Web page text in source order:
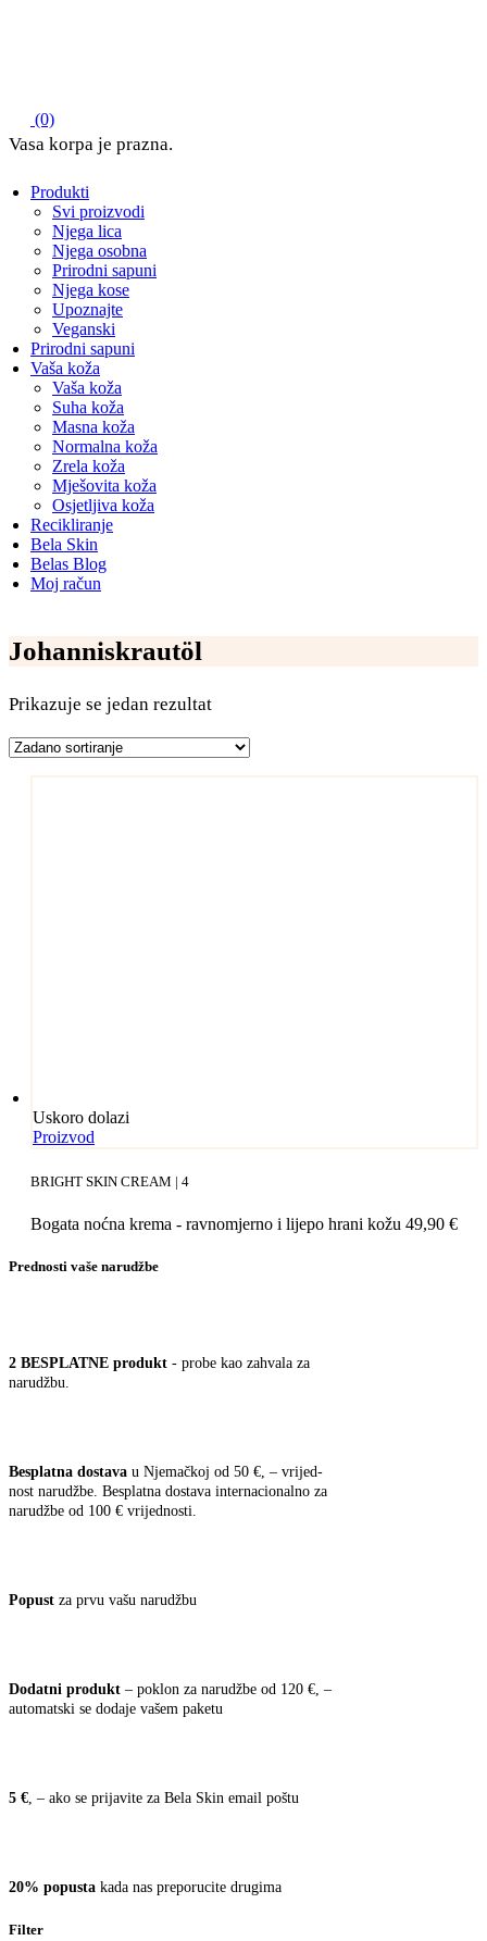
(0)
Produkti
Svi proizvodi
Njega lica
Njega osobna
Prirodni sapuni
Njega kose
Upoznajte
Veganski
Prirodni sapuni
Vaša koža
Vaša koža
Suha koža
Masna koža
Normalna koža
Zrela koža
Mješovita koža
Osjetljiva koža
Recikliranje
Bela Skin
Belas Blog
Moj račun
Johanniskrautöl
Prikazuje se jedan rezultat
Uskoro dolazi
Proizvod
BRIGHT SKIN CREAM | 4
Bogata noćna krema - ravnomjerno i lijepo hrani kožu 49,90 €
Prednosti vaše narudžbe
2 BESPLATNE pro­dukt - pro­be kao zah­va­la za
narudžbu.
Bes­plat­na dost­ava u Nje­mač­koj od 50 €, – vri­jed­
nost naru­dž­be. Bes­plat­na dost­ava inter­na­cio­nal­no za
naru­dž­be od 100 € vrijednosti.
Popust za prvu vašu narudžbu
Dodat­ni pro­dukt – poklon za naru­dž­be od 120 €, –
auto­mat­ski se doda­je vašem paketu
5 €, – ako se pri­ja­vi­te za Bela Skin email poštu
20% popus­ta kada nas pre­po­ru­ci­te drugima
Filter